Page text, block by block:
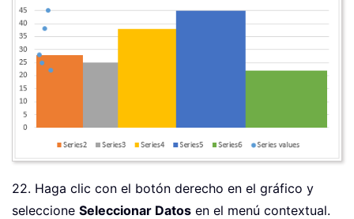
22. Haga clic con el botón derecho en el gráfico y
seleccione Seleccionar Datos en el menú contextual.